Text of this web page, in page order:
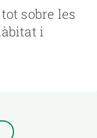
sobre les
i